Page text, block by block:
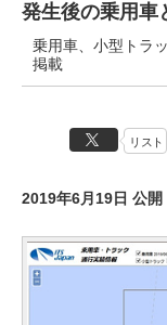
発生後の乗用車
乗用車、小型トラ
掲載
リスト
2019年6月19日 公開